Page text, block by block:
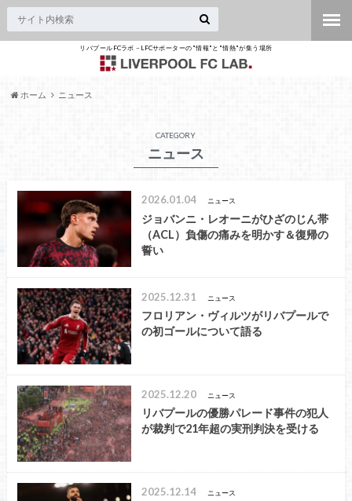
リバプールFCラボ – LFCサポーターの"情報"と"情熱"が集う場所
ホーム ニュース
CATEGORY
ニュース
2026.01.04 ニュース
ジョバンニ・レオーニがひざのじん帯
（ACL）負傷の痛みを明かす＆復帰の
誓い
2025.12.31 ニュース
フロリアン・ヴィルツがリバプールで
の初ゴールについて語る
2025.12.20 ニュース
リバプールの優勝パレード事件の犯人
が裁判で21年超の実刑判決を受ける
2025.12.14 ニュース